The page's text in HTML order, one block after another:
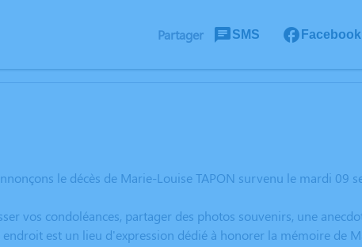
Partager SMS Facebook
le décès de Marie-Louise TAPON survenu le mardi 09
vos condoléances, partager des photos souvenirs, une
est un lieu d'expression dédié à honorer la mémoire de